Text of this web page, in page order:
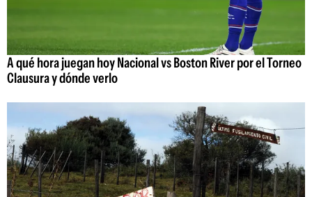
A qué hora juegan hoy Nacional vs Boston River por el Torneo
Clausura y dónde verlo